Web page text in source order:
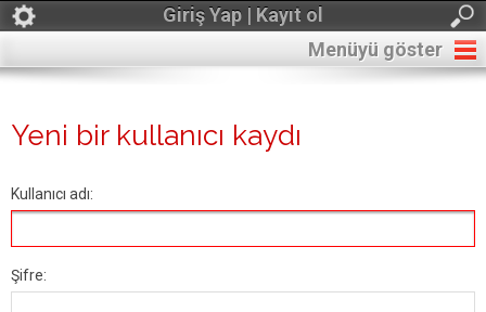
Giriş Yap | Kayıt ol
Menüyü göster
Yeni bir kullanıcı kaydı
Kullanıcı adı:
Şifre: